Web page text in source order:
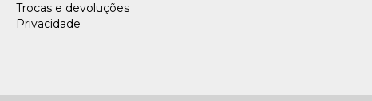
Trocas e devoluções
Privacidade